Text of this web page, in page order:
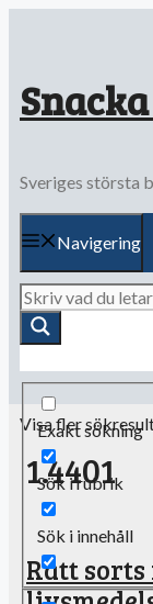
Sveriges största
Navigering
Visa fler
Exakt sökning
Sök i rubrik
Sök i innehåll
1.4401
Rätt